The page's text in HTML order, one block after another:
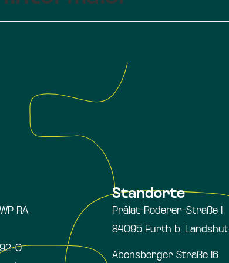
RA
0
Standorte
Prälat-Roderer-Straße 1
84095 Furth b. Landshut
Abensberger Straße 16